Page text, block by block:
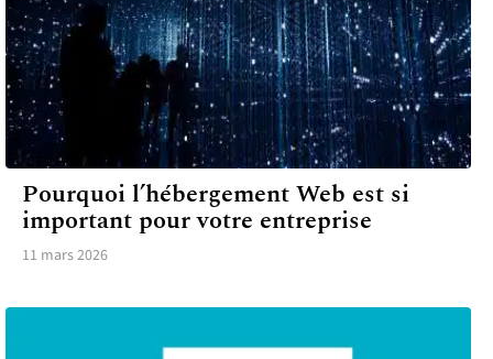
TECH
Pourquoi l’hébergement Web est si
important pour votre entreprise
11 mars 2026